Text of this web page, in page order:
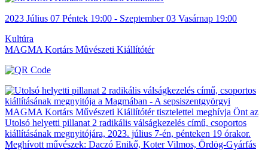
2023 Július 07 Péntek 19:00 - Szeptember 03 Vasárnap 19:00
Kultúra
MAGMA Kortárs Mûvészeti Kiállítótér